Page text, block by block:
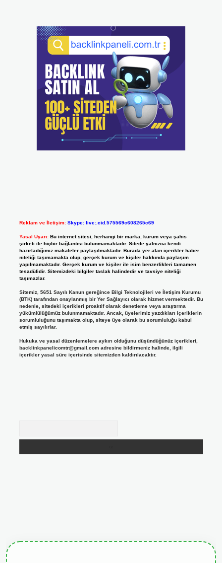
Reklam ve İletişim: Skype: live:.cid.575569c608265c69
Yasal Uyarı: Bu internet sitesi, herhangi bir marka, kurum veya şahıs
şirketi ile hiçbir bağlantısı bulunmamaktadır. Sitede yalnızca kendi
hazırladığımız makaleler paylaşılmaktadır. Burada yer alan içerikler haber
niteliği taşımamakta olup, gerçek kurum ve kişiler hakkında paylaşım
yapılmamaktadır. Gerçek kurum ve kişiler ile isim benzerlikleri tamamen
tesadüfidir. Sitemizdeki bilgiler taslak halindedir ve tavsiye niteliği
taşımazlar.
Sitemiz, 5651 Sayılı Kanun gereğince Bilgi Teknolojileri ve İletişim Kurumu
(BTK) tarafından onaylanmış bir Yer Sağlayıcı olarak hizmet vermektedir. Bu
nedenle, sitedeki içerikleri proaktif olarak denetleme veya araştırma
yükümlülüğümüz bulunmamaktadır. Ancak, üyelerimiz yazdıkları içeriklerin
sorumluluğunu taşımakta olup, siteye üye olarak bu sorumluluğu kabul
etmiş sayılırlar.
Hukuka ve yasal düzenlemelere aykırı olduğunu düşündüğünüz içerikleri,
backlinkpanelicomtr@gmail.comadresine bildirmeniz halinde, ilgili
içerikler yasal süre içerisinde sitemizden kaldırılacaktır.